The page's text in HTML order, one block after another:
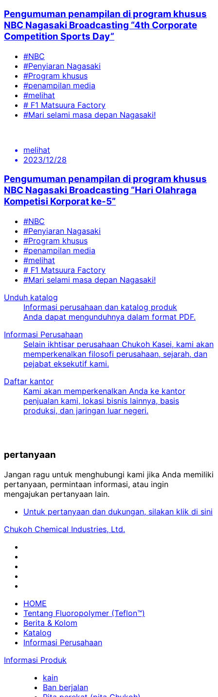
Pengumuman penampilan di program khusus
NBC Nagasaki Broadcasting “4th Corporate
Competition Sports Day”
#NBC
#Penyiaran Nagasaki
#Program khusus
#penampilan media
#melihat
# F1 Matsuura Factory
#Mari selami masa depan Nagasaki!
melihat
2023/12/28
Pengumuman penampilan di program khusus
NBC Nagasaki Broadcasting “Hari Olahraga
Kompetisi Korporat ke-5”
#NBC
#Penyiaran Nagasaki
#Program khusus
#penampilan media
#melihat
# F1 Matsuura Factory
#Mari selami masa depan Nagasaki!
Unduh katalog
Informasi perusahaan dan katalog produk
Anda dapat mengunduhnya dalam format PDF.
Informasi Perusahaan
Selain ikhtisar perusahaan Chukoh Kasei, kami akan
memperkenalkan filosofi perusahaan, sejarah, dan
pejabat eksekutif kami.
Daftar kantor
Kami akan memperkenalkan Anda ke kantor
penjualan kami, lokasi bisnis lainnya, basis
produksi, dan jaringan luar negeri.
pertanyaan
Jangan ragu untuk menghubungi kami jika Anda memiliki
pertanyaan, permintaan informasi, atau ingin
mengajukan pertanyaan lain.
Untuk pertanyaan dan dukungan, silakan klik di sini
Chukoh Chemical Industries, Ltd.
HOME
Tentang Fluoropolymer (Teflon™)
Berita & Kolom
Katalog
Informasi Perusahaan
Informasi Produk
kain
Ban berjalan